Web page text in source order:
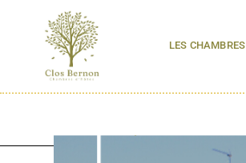
LES CHAMBRES
Merci à tous…